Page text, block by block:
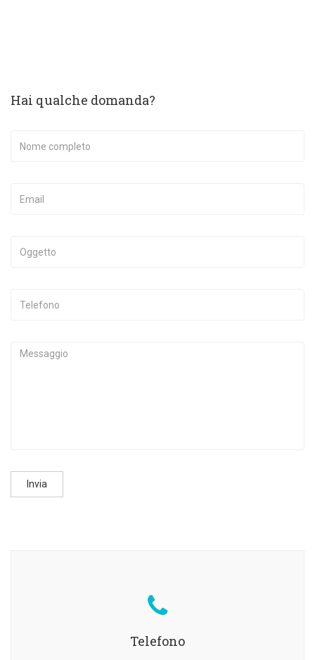
Hai qualche domanda?
Invia
Telefono